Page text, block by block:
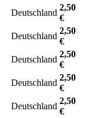
Deutschland
2,50
€
Deutschland
2,50
€
Deutschland
2,50
€
Deutschland
2,50
€
Deutschland
2,50
€